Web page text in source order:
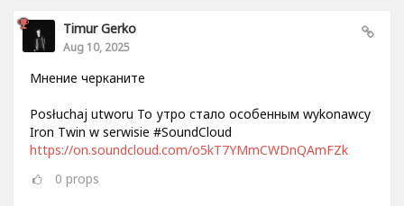
Timur Gerko
Aug 10, 2025
Мнение черканите
Posłuchaj utworu То утро стало особенным wykonawcy
Iron Twin w serwisie #SoundCloud
https://on.soundcloud.com/o5kT7YMmCWDnQAmFZk
0 props